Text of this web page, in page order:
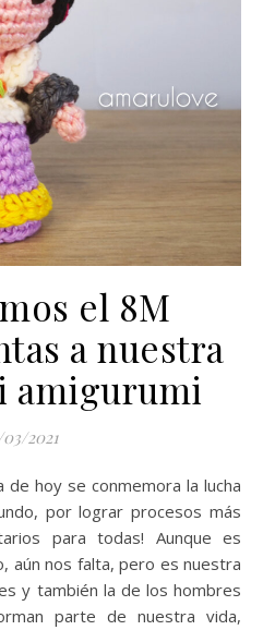
el 8M
a nuestra
amigurumi
2021
por lograr procesos más
para todas! Aunque es
aún nos falta, pero es nuestra
y también la de los hombres
parte de nuestra vida,